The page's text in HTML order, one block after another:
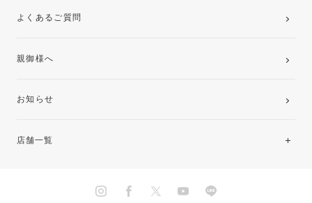
よくあるご質問
親御様へ
お知らせ
店舗一覧